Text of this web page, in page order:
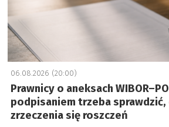
06.08.2026 (20:00)
Prawnicy o aneksach
podpisaniem trzeba sprawdzić,
zrzeczenia się roszczeń